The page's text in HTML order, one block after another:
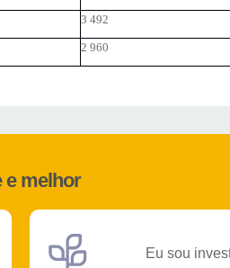
3 492
2 960
e melhor
Eu sou